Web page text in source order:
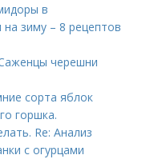
в
на зиму – 8 рецептов
черешни
сорта яблок
горшка.
Re: Анализ
с огурцами